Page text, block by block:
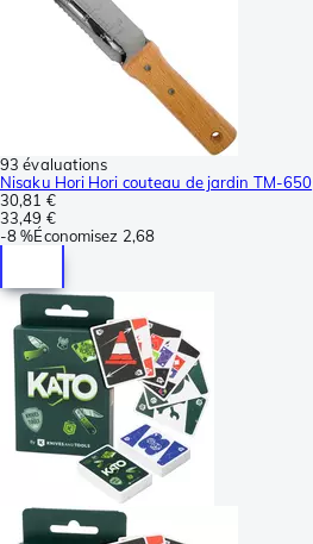
93 évaluations
Nisaku Hori Hori couteau de jardin TM-650
30,81 €
33,49 €
-8 %Économisez 2,68